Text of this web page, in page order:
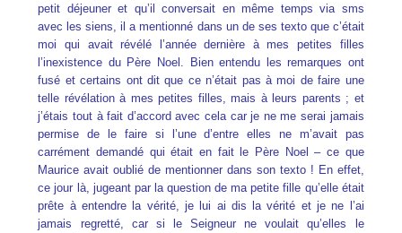
petit déjeuner et qu’il conversait en même temps via sms
avec les siens, il a mentionné dans un de ses texto que c’était
moi qui avait révélé l’année dernière à mes petites filles
l’inexistence du Père Noel. Bien entendu les remarques ont
fusé et certains ont dit que ce n’était pas à moi de faire une
telle révélation à mes petites filles, mais à leurs parents ; et
j’étais tout à fait d’accord avec cela car je ne me serai jamais
permise de le faire si l’une d’entre elles ne m’avait pas
carrément demandé qui était en fait le Père Noel – ce que
Maurice avait oublié de mentionner dans son texto ! En effet,
ce jour là, jugeant par la question de ma petite fille qu’elle était
prête à entendre la vérité, je lui ai dis la vérité et je ne l’ai
jamais regretté, car si le Seigneur ne voulait qu’elles le